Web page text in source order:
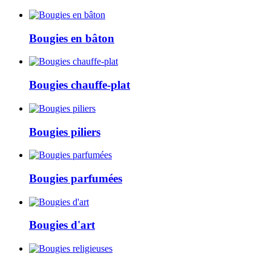
Bougies en bâton
Bougies chauffe-plat
Bougies piliers
Bougies parfumées
Bougies d'art